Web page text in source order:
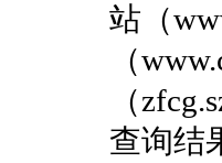
站（
（
（
查询结